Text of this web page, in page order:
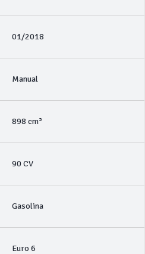
01/2018
Manual
898 cm³
90 CV
Gasolina
Euro 6